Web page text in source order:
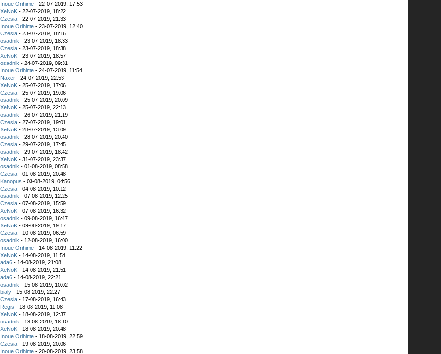
Inoue Orihime - 22-07-2019, 17:53
XeNoK - 22-07-2019, 18:22
Czesia - 22-07-2019, 21:33
Inoue Orihime - 23-07-2019, 12:40
Czesia - 23-07-2019, 18:16
osadnik - 23-07-2019, 18:33
Czesia - 23-07-2019, 18:38
XeNoK - 23-07-2019, 18:57
osadnik - 24-07-2019, 09:31
Inoue Orihime - 24-07-2019, 11:54
Naxer - 24-07-2019, 22:53
XeNoK - 25-07-2019, 17:06
Czesia - 25-07-2019, 19:06
osadnik - 25-07-2019, 20:09
XeNoK - 25-07-2019, 22:13
osadnik - 26-07-2019, 21:19
Czesia - 27-07-2019, 19:01
XeNoK - 28-07-2019, 13:09
osadnik - 28-07-2019, 20:40
Czesia - 29-07-2019, 17:45
osadnik - 29-07-2019, 18:42
XeNoK - 31-07-2019, 23:37
osadnik - 01-08-2019, 08:58
Czesia - 01-08-2019, 20:48
Kanopus - 03-08-2019, 04:56
Czesia - 04-08-2019, 10:12
osadnik - 07-08-2019, 12:25
Czesia - 07-08-2019, 15:59
XeNoK - 07-08-2019, 16:32
osadnik - 09-08-2019, 16:47
XeNoK - 09-08-2019, 19:17
Czesia - 10-08-2019, 06:59
osadnik - 12-08-2019, 16:00
Inoue Orihime - 14-08-2019, 11:22
XeNoK - 14-08-2019, 11:54
ada6 - 14-08-2019, 21:08
XeNoK - 14-08-2019, 21:51
ada6 - 14-08-2019, 22:21
osadnik - 15-08-2019, 10:02
bialy - 15-08-2019, 22:27
Czesia - 17-08-2019, 16:43
Regis - 18-08-2019, 11:08
XeNoK - 18-08-2019, 12:37
osadnik - 18-08-2019, 18:10
XeNoK - 18-08-2019, 20:48
Inoue Orihime - 18-08-2019, 22:59
Czesia - 19-08-2019, 20:06
Inoue Orihime - 20-08-2019, 23:58